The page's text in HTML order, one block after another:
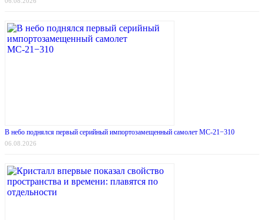
В небо поднялся первый серийный импортозамещенный самолет МС-21−310
06.08.2026